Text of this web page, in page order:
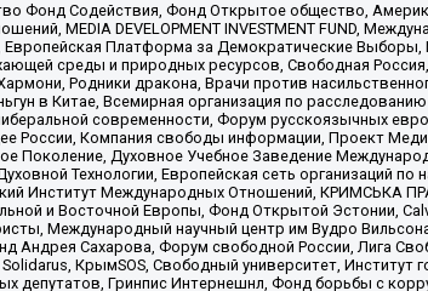
Фонд Содействия, Фонд Открытое общество,
MEDIA DEVELOPMENT INVESTMENT FUND,
Платформа за Демократические
среды и природных ресурсов, Свободная
Родники дракона, Врачи против
в Китае, Всемирная организация по
современности, Форум русскоязычных
Компания свободы информации, Проект
Поколение, Духовное Учебное Заведение
Технологии, Европейская сеть
Институт Международных Отношений, КРИМСЬКА
и Восточной Европы, Фонд Открытой Эстонии,
Международный научный центр им Вудро
Андрея Сахарова, Форум свободной России, Лига
КрымSOS, Свободный университет, Институт
депутатов, Гринпис Интернешнл, Фонд борьбы с